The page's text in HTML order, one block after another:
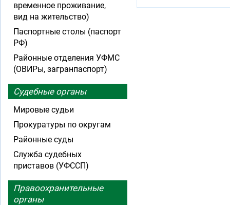
временное проживание,
вид на жительство)
Паспортные столы (паспорт
РФ)
Районные отделения УФМС
(ОВИРы, загранпаспорт)
Судебные органы
Мировые судьи
Прокуратуры по округам
Районные суды
Служба судебных
приставов (УФССП)
Правоохранительные
органы